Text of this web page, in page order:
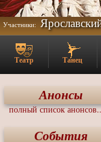
Участники:
Театр Танец
Анонсы
полный список
События